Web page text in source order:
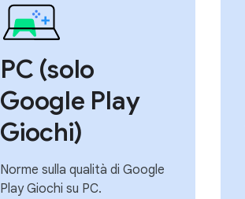
PC (solo
Google Play
Giochi)
Norme sulla qualità di Google
Play Giochi su PC.